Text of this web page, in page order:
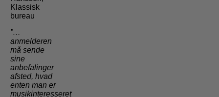
Klassisk
bureau
”…
anmelderen
må sende
sine
anbefalinger
afsted, hvad
enten man er
musikinteresseret